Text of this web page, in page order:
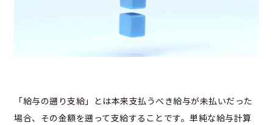
「給与の遡り支給」とは本来支払うべき給与が未払いだった
場合、その金額を遡って支給することです。単純な給与計算